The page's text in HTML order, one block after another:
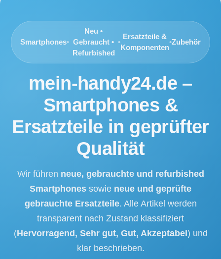
Smartphones•
Neu •
Gebraucht •
Refurbished
•
Ersatzteile &
Komponenten
•Zubehör
mein-handy24.de –
Smartphones &
Ersatzteile in geprüfter
Qualität
Wir führen neue, gebrauchte und refurbished
Smartphones sowie neue und geprüfte
gebrauchte Ersatzteile. Alle Artikel werden
transparent nach Zustand klassifiziert
(Hervorragend, Sehr gut, Gut, Akzeptabel ) und
klar beschrieben.